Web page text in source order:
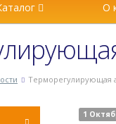
О
Терморегулирующая
1